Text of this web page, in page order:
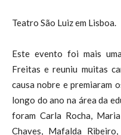
Teatro São Luiz em Lisboa.
Este evento foi mais
Freitas e reuniu muitas
causa nobre e premiaram
longo do ano na área da
foram Carla Rocha,
Chaves, Mafalda